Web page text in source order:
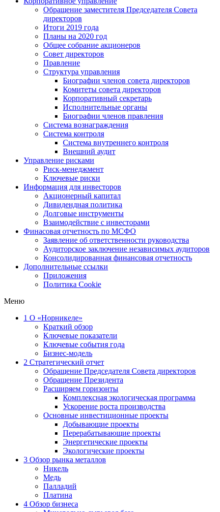
Обращение заместителя Председателя Совета
директоров
Итоги 2019 года
Планы на 2020 год
Общее собрание акционеров
Совет директоров
Правление
Структура управления
Биографии членов совета директоров
Комитеты совета директоров
Корпоративный секретарь
Исполнительные органы
Биографии членов правления
Система вознаграждения
Система контроля
Система внутреннего контроля
Внешний аудит
Управление рисками
Риск-менеджмент
Ключевые риски
Информация для инвесторов
Акционерный капитал
Дивидендная политика
Долговые инструменты
Взаимодействие с инвеcторами
Финасовая отчетность по МСФО
Заявление об ответственности руководства
Аудиторское заключение независимых аудиторов
Консолидированная финансовая отчетность
Дополнительные ссылки
Приложения
Политика Cookie
Меню
1 О «Норникеле»
Краткий обзор
Ключевые показатели
Ключевые события года
Бизнес-модель
2 Стратегический отчет
Обращение Председателя Совета директоров
Обращение Президента
Расширяем горизонты
Комплексная экологическая программа
Ускорение роста производства
Основные инвестиционные проекты
Добывающие проекты
Перерабатывающие проекты
Энергетические проекты
Экологические проекты
3 Обзор рынка металлов
Никель
Медь
Палладий
Платина
4 Обзор бизнеса